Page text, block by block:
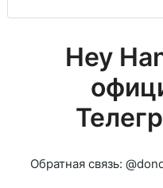
Hey
Обратная связь: